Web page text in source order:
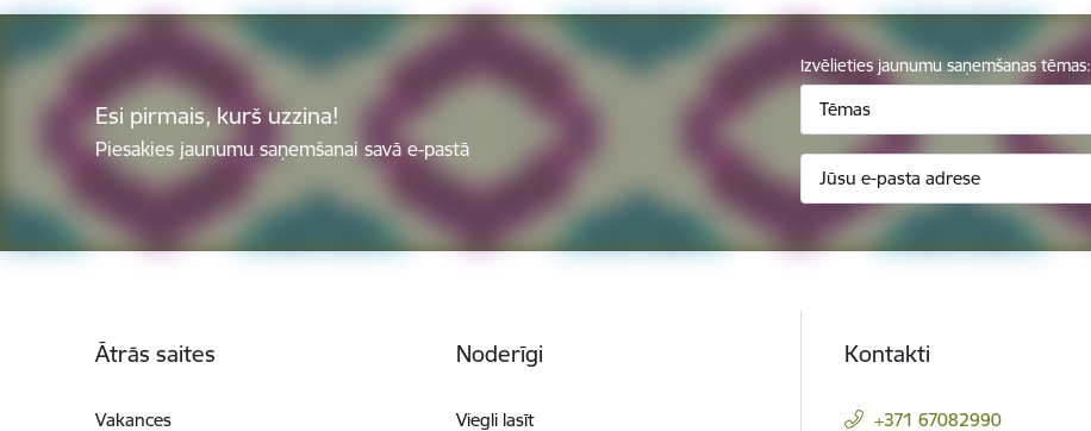
Esi pirmais, kurš uzzina!
Piesakies jaunumu saņemšanai savā e-pastā
Izvēlieties jaunumu saņemšanas tēmas:
Tēmas
Ātrās saites
Vakances
Noderīgi
Viegli lasīt
Kontakti
+371 67082990